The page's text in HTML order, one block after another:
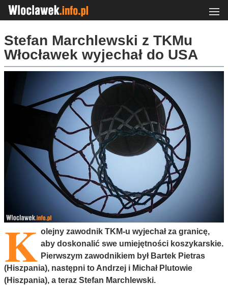
Stefan Marchlewski z TKMu
Włocławek wyjechał do USA
K olejny zawodnik TKM-u wyjechał za granicę,
aby doskonalić swe umiejętności koszykarskie.
Pierwszym zawodnikiem był Bartek Pietras
(Hiszpania), następni to Andrzej i Michał Plutowie
(Hiszpania), a teraz Stefan Marchlewski.